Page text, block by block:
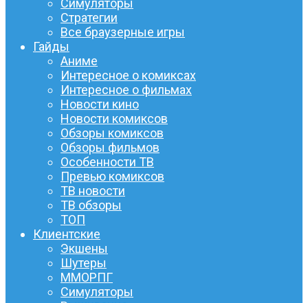
Симуляторы
Стратегии
Все браузерные игры
Гайды
Аниме
Интересное о комиксах
Интересное о фильмах
Новости кино
Новости комиксов
Обзоры комиксов
Обзоры фильмов
Особенности ТВ
Превью комиксов
ТВ новости
ТВ обзоры
ТОП
Клиентские
Экшены
Шутеры
ММОРПГ
Симуляторы